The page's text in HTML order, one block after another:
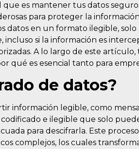
que es mantener tus datos
para proteger la
datos en un formato ilegible,
incluso si la información es
A lo largo de este
qué es esencial tanto para
de datos?
información legible, como
e ilegible que solo
para descifrarla. Este
complejos, los cuales